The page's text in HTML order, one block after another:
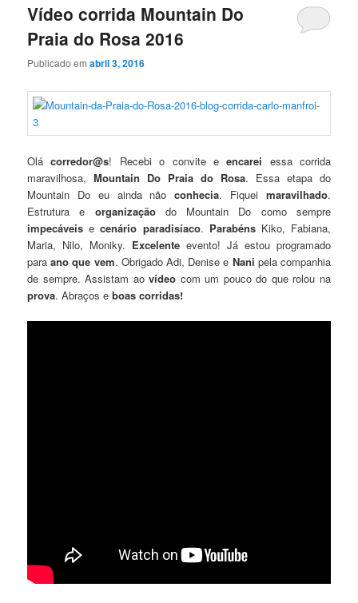
Vídeo corrida Mountain Do
Praia do Rosa 2016
Publicado emabril 3, 2016
Olácorredor@s! Recebi o convite eencarei essa corrida
maravilhosa,Mountain Do Praia do Rosa. Essa etapa do
Mountain Do eu ainda nãoconhecia. Fiquei maravilhado.
Estrutura e organizaçãodo Mountain Do como sempre
impecáveis ecenário paradisíaco. ParabénsKiko, Fabiana,
Maria, Nilo, Moniky. Excelente evento! Já estou programado
paraano que vem. Obrigado Adi, Denise e Nani pela companhia
de sempre. Assistam aovídeo com um pouco do que rolou na
prova. Abraços e boas corridas!